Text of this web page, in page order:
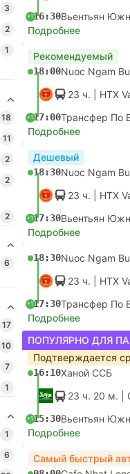
3
2
1
18
11
2
2
2
6
17
10
7
1
1
6
+116:30Вьентьян
Подробнее
Рекомендуемый
18:00Nuoc Ngam
23 ч. | HTX
+117:00Трансфер По
Подробнее
Дешевый
18:30Nuoc Ngam
23 ч. | HTX
+117:30Вьентьян
Подробнее
18:30Nuoc Ngam
23 ч. | HTX
+117:30Трансфер По
Подробнее
ПОПУЛЯРНО ДЛЯ
Подтверждается
16:10Ханой ССБ
23 ч. 20 м. |
+115:30Вьентьян
Подробнее
Самый быстрый